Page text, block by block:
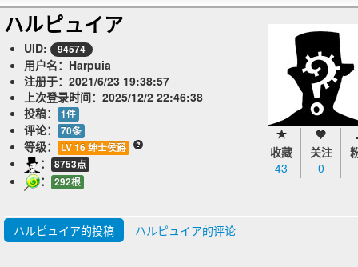
收藏
43
关注
0
ハルピュイア
UID: 94574
用户名：Harpuia
注册于： 2021/6/23 19:38:57
上次登录时间： 2025/12/2 22:46:38
投稿：
1件
评论： 70条
等级： LV 16 绅士侯爵
： 8753点
： 292根
ハルピュイア的投稿 ハルピュイア的评论